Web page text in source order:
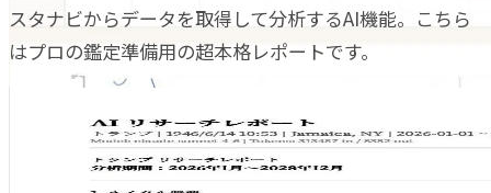
スタナビからデータを取得して分析するAI機能。こちら
はプロの鑑定準備用の超本格レポートです。